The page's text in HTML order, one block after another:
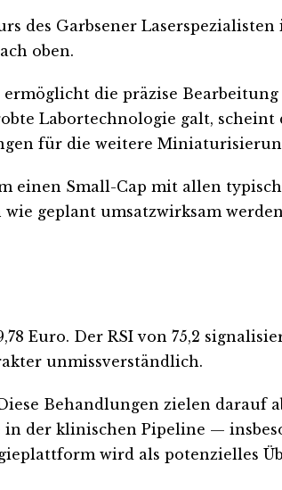
des Garbsener Laserspezialisten
oben.
die präzise
Labortechnologie galt,
für die weitere
einen Small-Cap mit allen
geplant umsatzwirksam
Euro. Der RSI von 75,2
unmissverständlich.
Behandlungen zielen darauf
der klinischen Pipeline —
wird als potenzielles